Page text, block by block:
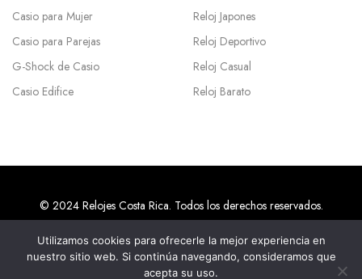
Casio para Mujer
Casio para Parejas
G-Shock de Casio
Casio Edifice
Reloj Japones
Reloj Deportivo
Reloj Casual
Reloj Barato
© 2024 Relojes Costa Rica. Todos los derechos reservados.
Agencias SEO en Costa Rica
Utilizamos cookies para ofrecerle la mejor experiencia en
nuestro sitio web. Si continúa navegando, consideramos que
acepta su uso.